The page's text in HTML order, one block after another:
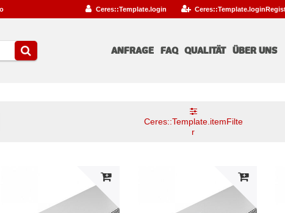
Ceres::Template.login
ANFRAGE FAQ QUALITÄT ÜBER UNS
Ceres::Template.itemFilte
r